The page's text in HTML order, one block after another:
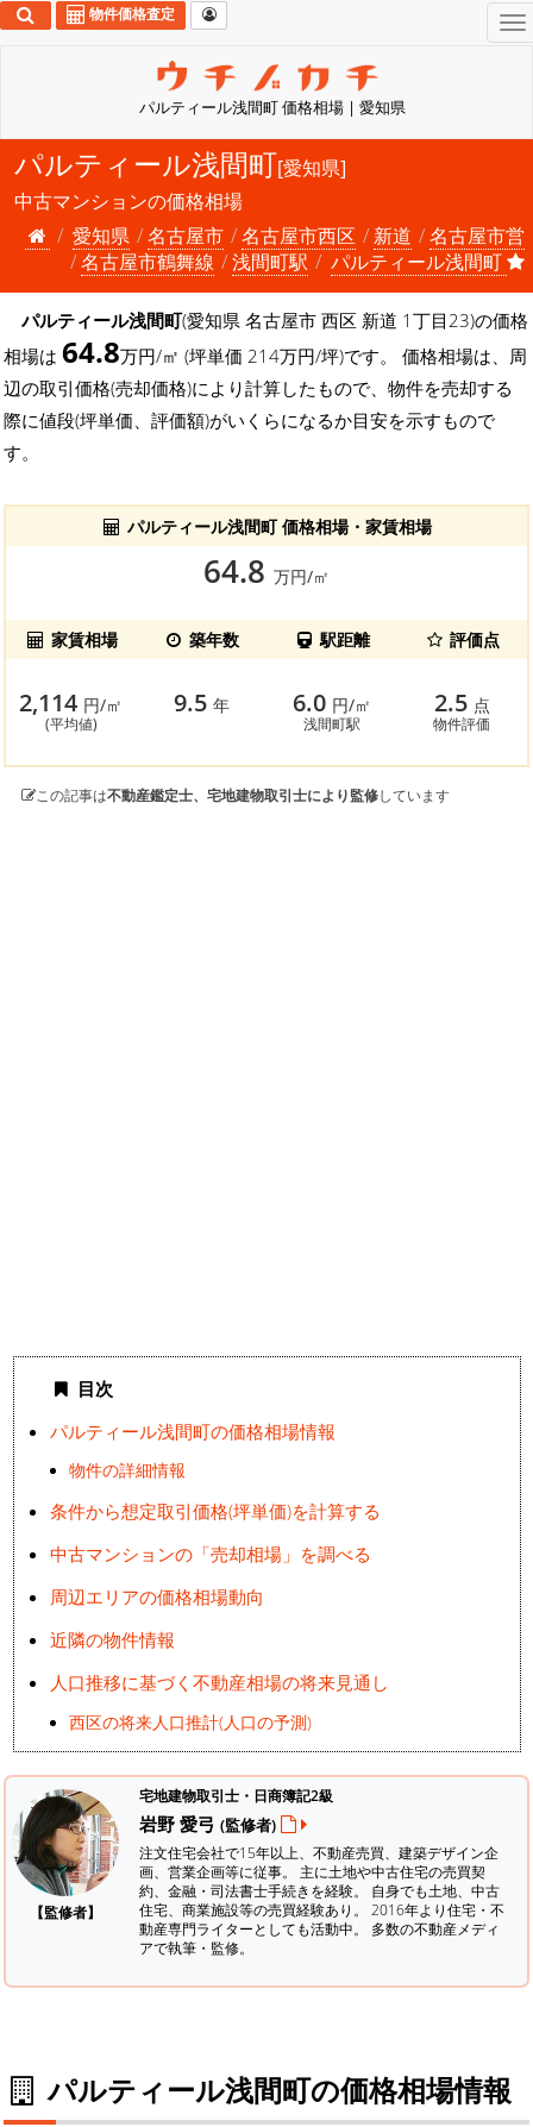
パルティール浅間町 価格相場 | 愛知県
物件価格査定
パルティール浅間町[愛知県]
中古マンションの価格相場
愛知県
名古屋市 名古屋市西区 新道
名古屋市営
名古屋市鶴舞線
浅間町駅 パルティール浅間町
パルティール浅間町(愛知県 名古屋市 西区 新道 1丁目23)の価格
相場は 64.8万円/㎡ (坪単価 214万円/坪)です。 価格相場は、周
辺の取引価格(売却価格)により計算したもので、物件を売却する
際に値段(坪単価、評価額)がいくらになるか目安を示すもので
す。
パルティール浅間町 価格相場・家賃相場
64.8 万円/㎡
家賃相場 築年数 駅距離 評価点
2,114 円/㎡
(平均値)
9.5 年 6.0 円/㎡
浅間町駅
2.5 点
物件評価
この記事は不動産鑑定士、宅地建物取引士により監修しています
目次
パルティール浅間町の価格相場情報
物件の詳細情報
条件から想定取引価格(坪単価)を計算する
中古マンションの「売却相場」を調べる
周辺エリアの価格相場動向
近隣の物件情報
人口推移に基づく不動産相場の将来見通し
西区の将来人口推計(人口の予測)
【監修者】
宅地建物取引士・日商簿記2級
岩野 愛弓 (監修者)
注文住宅会社で15年以上、不動産売買、建築デザイン企
画、営業企画等に従事。 主に土地や中古住宅の売買契
約、金融・司法書士手続きを経験。 自身でも土地、中古
住宅、商業施設等の売買経験あり。 2016年より住宅・不
動産専門ライターとしても活動中。 多数の不動産メディ
アで執筆・監修。
パルティール浅間町の価格相場情報